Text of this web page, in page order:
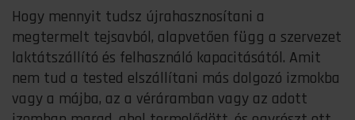
Hogy mennyit tudsz újrahasznosítani a
megtermelt tejsavból, alapvetően függ a szervezet
laktátszállító és felhasználó kapacitásától. Amit
nem tud a tested elszállítani más dolgozó izmokba
vagy a májba, az a véráramban vagy az adott